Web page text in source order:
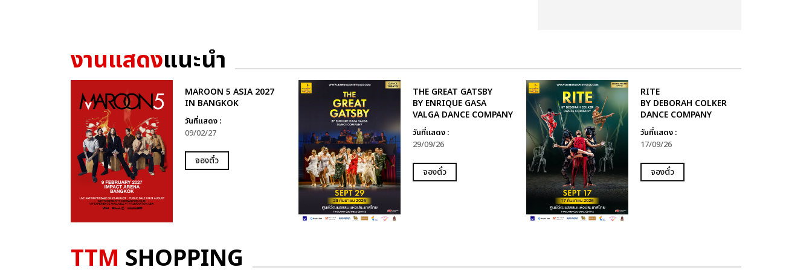
งานแสดงแนะนำ
MAROON 5 ASIA 2027
IN BANGKOK
วันที่แสดง :
09/02/27
จองตั๋ว
THE GREAT GATSBY
BY ENRIQUE GASA
VALGA DANCE COMPANY
วันที่แสดง :
29/09/26
จองตั๋ว
RITE
BY DEBORAH COLKER
DANCE COMPANY
วันที่แสดง :
17/09/26
จองตั๋ว
TTM SHOPPING